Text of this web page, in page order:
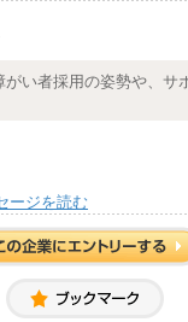
円～(※1)、184,000
都、埼玉県、千葉県、
県、鳥取県、島根県、
崎県、熊本県、宮崎県
島県、山形県
：最低時給額 1,050円～ ※
い者採用の姿勢や、サ
ージを読む